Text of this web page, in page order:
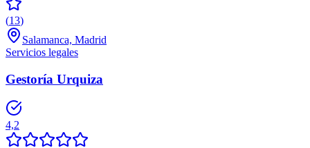
(13)
Salamanca, Madrid
Servicios legales
Gestoría Urquiza
4,2